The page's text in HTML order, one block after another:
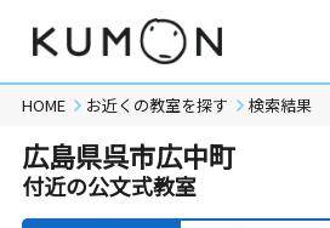
HOME お近くの教室を探す 検索結果
広島県呉市広中町
付近の公文式教室